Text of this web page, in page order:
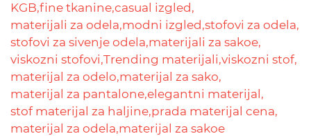
KGB,fine tkanine,casual izgled,
materijali za odela,modni izgled,stofovi za odela,
stofovi za sivenje odela,materijali za sakoe,
viskozni stofovi,Trending materijali,viskozni stof,
materijal za odelo,materijal za sako,
materijal za pantalone,elegantni materijal,
stof materijal za haljine,prada materijal cena,
materijal za odela,materijal za sakoe